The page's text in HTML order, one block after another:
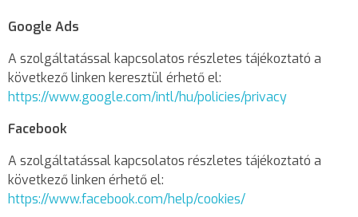
Google Ads
A szolgáltatással kapcsolatos részletes tájékoztató a
következő linken keresztül érhető el:
https://www.google.com/intl/hu/policies/privacy
Facebook
A szolgáltatással kapcsolatos részletes tájékoztató a
következő linken érhető el:
https://www.facebook.com/help/cookies/